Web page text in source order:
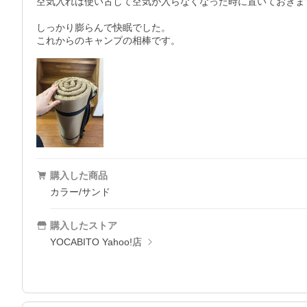
しっかり膨らんで快眠でした。
これからのキャンプの相棒です。
購入した商品
カラー/サンド
購入したストア
YOCABITO Yahoo!店